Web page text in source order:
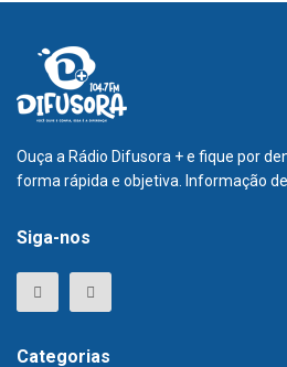
Ouça a Rádio Difusora + e fique por
forma rápida e objetiva. Informação
Siga-nos
Categorias